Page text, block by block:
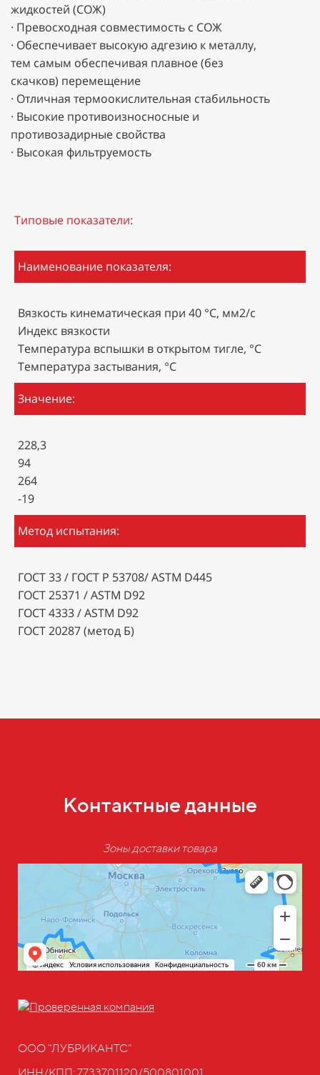
жидкостей (СОЖ)
· Превосходная совместимость с СОЖ
· Обеспечивает высокую адгезию к металлу,
тем самым обеспечивая плавное (без
скачков) перемещение
· Отличная термоокислительная стабильность
· Высокие противоизносносные и
противозадирные свойства
· Высокая фильтруемость
Типовые показатели:
Наименование показателя:
Вязкость кинематическая при 40 °С, мм2/с
Индекс вязкости
Температура вспышки в открытом тигле, °С
Температура застывания, °С
Значение:
228,3
94
264
-19
Метод испытания:
ГОСТ 33 / ГОСТ Р 53708/ ASTM D445
ГОСТ 25371 / ASTM D92
ГОСТ 4333 / ASTM D92
ГОСТ 20287 (метод Б)
Контактные данные
Зоны доставки товара
ООО "ЛУБРИКАНТС"